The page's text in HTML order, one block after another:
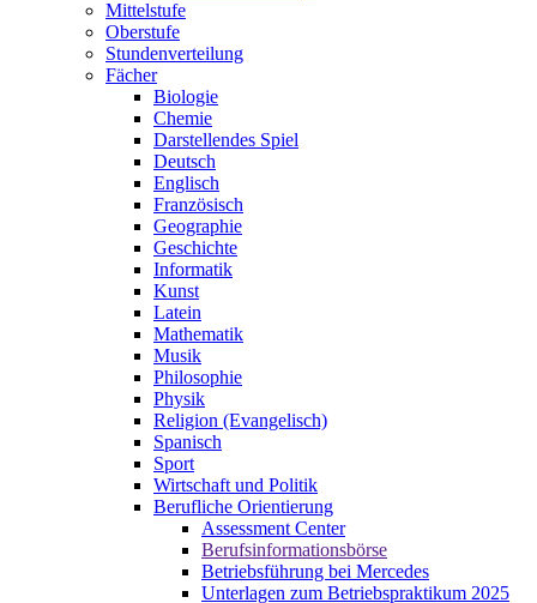
Mittelstufe
Oberstufe
Stundenverteilung
Fächer
Biologie
Chemie
Darstellendes Spiel
Deutsch
Englisch
Französisch
Geographie
Geschichte
Informatik
Kunst
Latein
Mathematik
Musik
Philosophie
Physik
Religion (Evangelisch)
Spanisch
Sport
Wirtschaft und Politik
Berufliche Orientierung
Assessment Center
Berufsinformationsbörse
Betriebsführung bei Mercedes
Unterlagen zum Betriebspraktikum 2025